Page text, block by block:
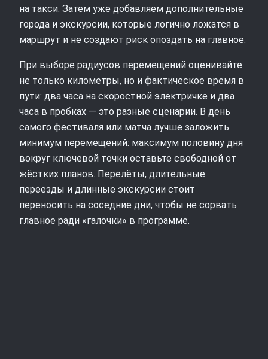
на такси. Затем уже добавляем дополнительные
города и экскурсии, которые логично ложатся в
маршрут и не создают риск опоздать на главное.
При выборе радиусов перемещений оценивайте
не только километры, но и фактическое время в
пути: два часа на скоростной электричке и два
часа в пробках — это разные сценарии. В день
самого фестиваля или матча лучше заложить
минимум перемещений: максимум половину дня
вокруг ключевой точки оставьте свободной от
жёстких планов. Перелёты, длительные
переезды и длинные экскурсии стоит
переносить на соседние дни, чтобы не сорвать
главное ради «галочки» в программе.